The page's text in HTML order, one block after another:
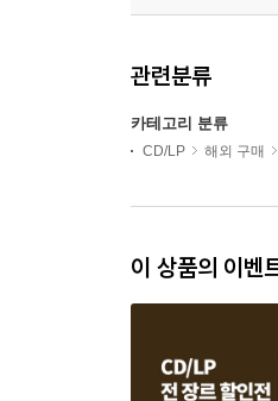
관련분류
카테고리 분류
CD/LP 해외 구매
이 상품의 이벤